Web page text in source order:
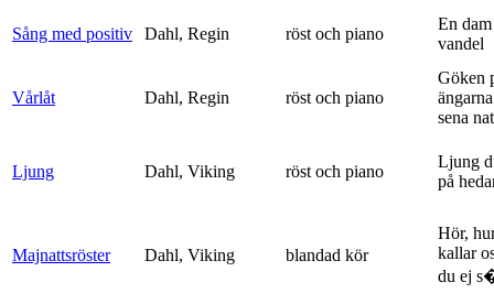
Sång med positiv Dahl, Regin röst och piano
En
vandel
Vårlåt Dahl, Regin röst och piano
Göken
sena
Ljung Dahl, Viking röst och piano
Ljung
på
Majnattsröster Dahl, Viking blandad kör
Hör,
kallar
du ej